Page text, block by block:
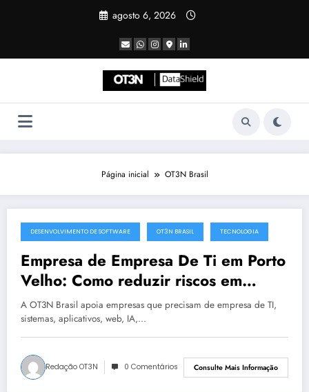
agosto 6, 2026
Página inicial OT3N Brasil
julho 17, 2025
DESENVOLVIMENTO DE SOFTWARE OT3N BRASIL TECNOLOGIA
Empresa de Empresa De Ti em Porto
Velho: Como reduzir riscos em
projetos de tecnologia | OT3N Brasil
A OT3N Brasil apoia empresas que precisam de empresa de TI,
sistemas, aplicativos, web, IA,…
Redação OT3N 0 Comentários Consulte Mais Informação